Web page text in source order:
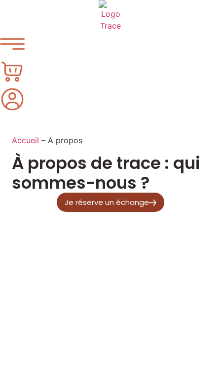
Accueil – A propos
À propos de trace : qui
sommes-nous ?
Je réserve un échange